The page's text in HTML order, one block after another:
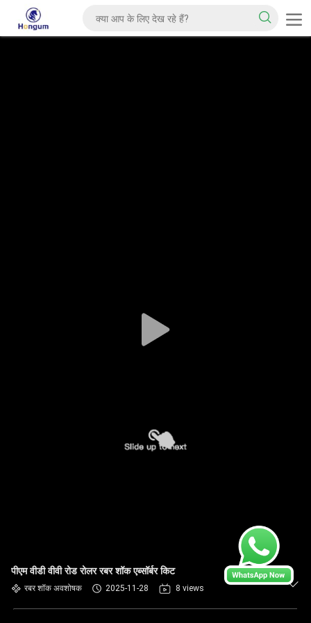
पीएम वीडी वीवी रोड रोलर रबर शॉक एब्सॉर्बर किट
रबर शॉक अवशोषक 2025-11-28 8 views